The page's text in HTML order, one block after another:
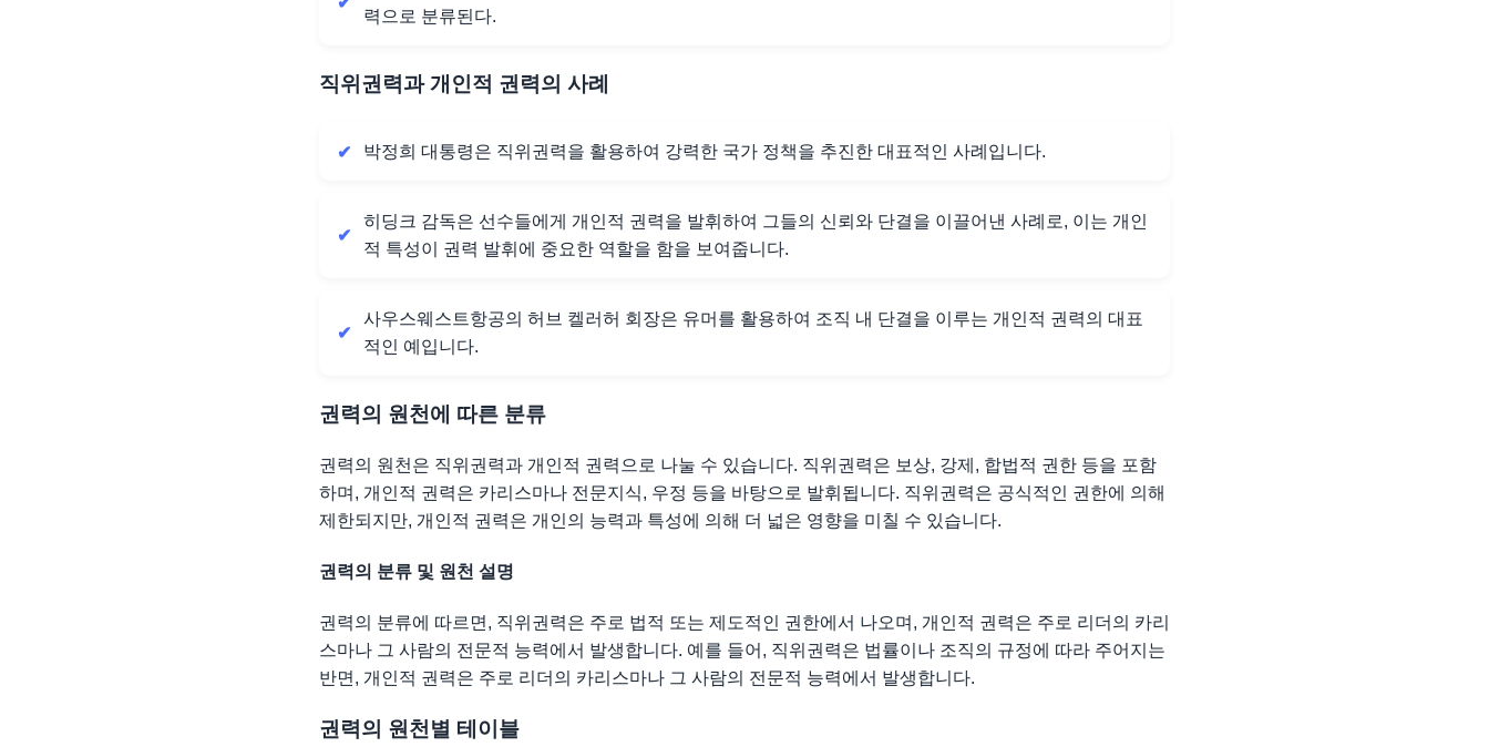
력으로 분류된다.
직위권력과 개인적 권력의 사례
박정희 대통령은 직위권력을 활용하여 강력한 국가 정책을 추진한 대표적인 사례입니다.
히딩크 감독은 선수들에게 개인적 권력을 발휘하여 그들의 신뢰와 단결을 이끌어낸 사례로, 이는 개인
적 특성이 권력 발휘에 중요한 역할을 함을 보여줍니다.
사우스웨스트항공의 허브 켈러허 회장은 유머를 활용하여 조직 내 단결을 이루는 개인적 권력의 대표
적인 예입니다.
권력의 원천에 따른 분류
권력의 원천은 직위권력과 개인적 권력으로 나눌 수 있습니다. 직위권력은 보상, 강제, 합법적 권한 등을 포함
하며, 개인적 권력은 카리스마나 전문지식, 우정 등을 바탕으로 발휘됩니다. 직위권력은 공식적인 권한에 의해
제한되지만, 개인적 권력은 개인의 능력과 특성에 의해 더 넓은 영향을 미칠 수 있습니다.
권력의 분류 및 원천 설명
권력의 분류에 따르면, 직위권력은 주로 법적 또는 제도적인 권한에서 나오며, 개인적 권력은 주로 리더의 카리
스마나 그 사람의 전문적 능력에서 발생합니다. 예를 들어, 직위권력은 법률이나 조직의 규정에 따라 주어지는
반면, 개인적 권력은 주로 리더의 카리스마나 그 사람의 전문적 능력에서 발생합니다.
권력의 원천별 테이블